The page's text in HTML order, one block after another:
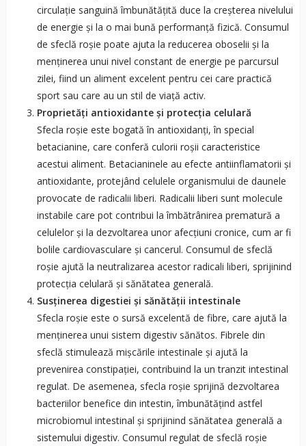
circulație sanguină îmbunătățită duce la creșterea nivelului
de energie și la o mai bună performanță fizică. Consumul
de sfeclă roșie poate ajuta la reducerea oboselii și la
menținerea unui nivel constant de energie pe parcursul
zilei, fiind un aliment excelent pentru cei care practică
sport sau care au un stil de viață activ.
Proprietăți antioxidante și protecția celulară
Sfecla roșie este bogată în antioxidanți, în special
betacianine, care conferă culorii roșii caracteristice
acestui aliment. Betacianinele au efecte antiinflamatorii și
antioxidante, protejând celulele organismului de daunele
provocate de radicalii liberi. Radicalii liberi sunt molecule
instabile care pot contribui la îmbătrânirea prematură a
celulelor și la dezvoltarea unor afecțiuni cronice, cum ar fi
bolile cardiovasculare și cancerul. Consumul de sfeclă
roșie ajută la neutralizarea acestor radicali liberi, sprijinind
protecția celulară și sănătatea generală.
Susținerea digestiei și sănătății intestinale
Sfecla roșie este o sursă excelentă de fibre, care ajută la
menținerea unui sistem digestiv sănătos. Fibrele din
sfeclă stimulează mișcările intestinale și ajută la
prevenirea constipației, contribuind la un tranzit intestinal
regulat. De asemenea, sfecla roșie sprijină dezvoltarea
bacteriilor benefice din intestin, îmbunătățind astfel
microbiomul intestinal și sprijinind sănătatea generală a
sistemului digestiv. Consumul regulat de sfeclă roșie